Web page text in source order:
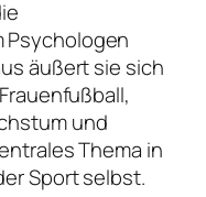
Psychologen
äußert sie sich
und
Thema in
Sport selbst.